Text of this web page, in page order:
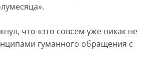
что «это совсем уже никак не
гуманного обращения с